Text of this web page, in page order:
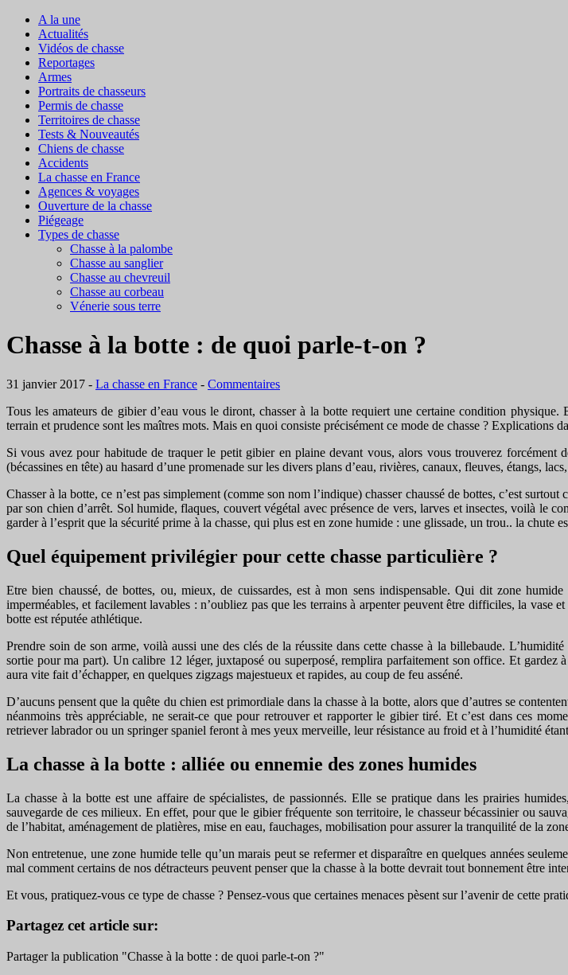
A la une
Actualités
Vidéos de chasse
Reportages
Armes
Portraits de chasseurs
Permis de chasse
Territoires de chasse
Tests & Nouveautés
Chiens de chasse
Accidents
La chasse en France
Agences & voyages
Ouverture de la chasse
Piégeage
Types de chasse
Chasse à la palombe
Chasse au sanglier
Chasse au chevreuil
Chasse au corbeau
Vénerie sous terre
Chasse à la botte : de quoi parle-t-on ?
31 janvier 2017 - La chasse en France - Commentaires
Tous les amateurs de gibier d’eau vous le diront, chasser à la botte requiert une certaine condition
terrain et prudence sont les maîtres mots. Mais en quoi consiste précisément ce mode de chasse ? Explications
Si vous avez pour habitude de traquer le petit gibier en plaine devant vous, alors vous trouverez forcément
(bécassines en tête) au hasard d’une promenade sur les divers plans d’eau, rivières, canaux, fleuves, étangs,
Chasser à la botte, ce n’est pas simplement (comme son nom l’indique) chasser chaussé de bottes, c’est
par son chien d’arrêt. Sol humide, flaques, couvert végétal avec présence de vers, larves et insectes, voilà le
garder à l’esprit que la sécurité prime à la chasse, qui plus est en zone humide : une glissade, un trou.. la chute
Quel équipement privilégier pour cette chasse particulière ?
Etre bien chaussé, de bottes, ou, mieux, de cuissardes, est à mon sens indispensable. Qui dit zone
imperméables, et facilement lavables : n’oubliez pas que les terrains à arpenter peuvent être difficiles, la vase
botte est réputée athlétique.
Prendre soin de son arme, voilà aussi une des clés de la réussite dans cette chasse à la billebaude.
sortie pour ma part). Un calibre 12 léger, juxtaposé ou superposé, remplira parfaitement son office. Et gardez
aura vite fait d’échapper, en quelques zigzags majestueux et rapides, au coup de feu asséné.
D’aucuns pensent que la quête du chien est primordiale dans la chasse à la botte, alors que d’autres se
néanmoins très appréciable, ne serait-ce que pour retrouver et rapporter le gibier tiré. Et c’est dans ces
retriever labrador ou un springer spaniel feront à mes yeux merveille, leur résistance au froid et à l’humidité
La chasse à la botte : alliée ou ennemie des zones humides
La chasse à la botte est une affaire de spécialistes, de passionnés. Elle se pratique dans les prairies
sauvegarde de ces milieux. En effet, pour que le gibier fréquente son territoire, le chasseur bécassinier ou
de l’habitat, aménagement de platières, mise en eau, fauchages, mobilisation pour assurer la tranquilité de la
Non entretenue, une zone humide telle qu’un marais peut se refermer et disparaître en quelques années
mal comment certains de nos détracteurs peuvent penser que la chasse à la botte devrait tout bonnement être
Et vous, pratiquez-vous ce type de chasse ? Pensez-vous que certaines menaces pèsent sur l’avenir de cette
Partagez cet article sur:
Partager la publication "Chasse à la botte : de quoi parle-t-on ?"